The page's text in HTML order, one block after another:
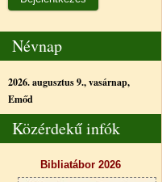
Névnap
2026. augusztus 9., vasárnap,
Emőd
Közérdekű infók
Bibliatábor 2026